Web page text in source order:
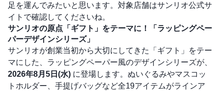
足を運んでみたいと思います。対象店舗はサンリオ公式サ
イトで確認してくださいね。
サンリオの原点「ギフト」をテーマに！「ラッピングペー
パーデザインシリーズ」
サンリオが創業当初から大切にしてきた「ギフト」をテー
マにした、ラッピングペーパー風のデザインシリーズが、
2026年8月5日(水) に登場します。ぬいぐるみやマスコッ
トホルダー、手提げバッグなど全19アイテムがラインア